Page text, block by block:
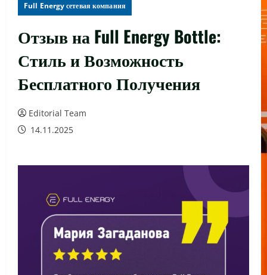
Full Energy сетевая компания
Отзыв на Full Energy Bottle:
Стиль и Возможность
Бесплатного Получения
Editorial Team
14.11.2025